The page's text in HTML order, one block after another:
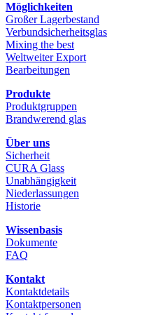
Möglichkeiten
Großer Lagerbestand
Verbundsicherheitsglas
Mixing the best
Weltweiter Export
Bearbeitungen
Produkte
Produktgruppen
Brandwerend glas
Über uns
Sicherheit
CURA Glass
Unabhängigkeit
Niederlassungen
Historie
Wissenbasis
Dokumente
FAQ
Kontakt
Kontaktdetails
Kontaktpersonen